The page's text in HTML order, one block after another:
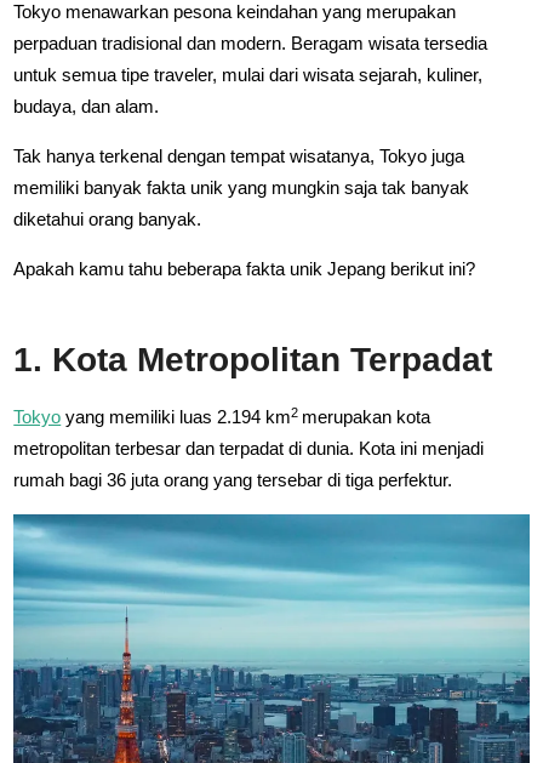
Tokyo menawarkan pesona keindahan yang merupakan
perpaduan tradisional dan modern. Beragam wisata tersedia
untuk semua tipe traveler, mulai dari wisata sejarah, kuliner,
budaya, dan alam.
Tak hanya terkenal dengan tempat wisatanya, Tokyo juga
memiliki banyak fakta unik yang mungkin saja tak banyak
diketahui orang banyak.
Apakah kamu tahu beberapa fakta unik Jepang berikut ini?
1. Kota Metropolitan Terpadat
Tokyo yang memiliki luas 2.194 km2 merupakan kota
metropolitan terbesar dan terpadat di dunia. Kota ini menjadi
rumah bagi 36 juta orang yang tersebar di tiga perfektur.